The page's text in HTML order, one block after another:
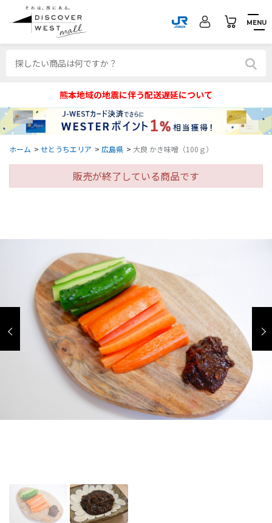
MENU
熊本地域の地震に伴う配送遅延について
ホーム > せとうちエリア > 広島県 > 大良 かき味噌（100ｇ）
販売が終了している商品です